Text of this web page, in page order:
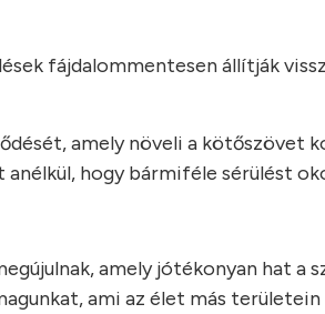
fájdalommentesen állítják
amely növeli a kötőszövet
hogy bármiféle sérülést
amely jótékonyan hat a
ami az élet más